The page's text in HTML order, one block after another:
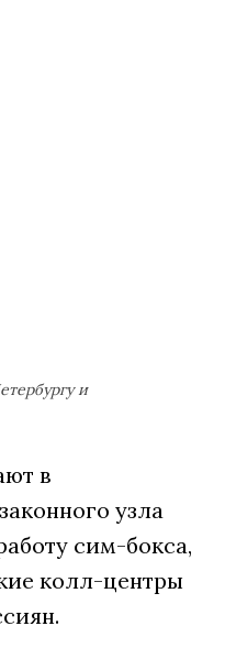
и
в
узла
сим-бокса,
колл-центры